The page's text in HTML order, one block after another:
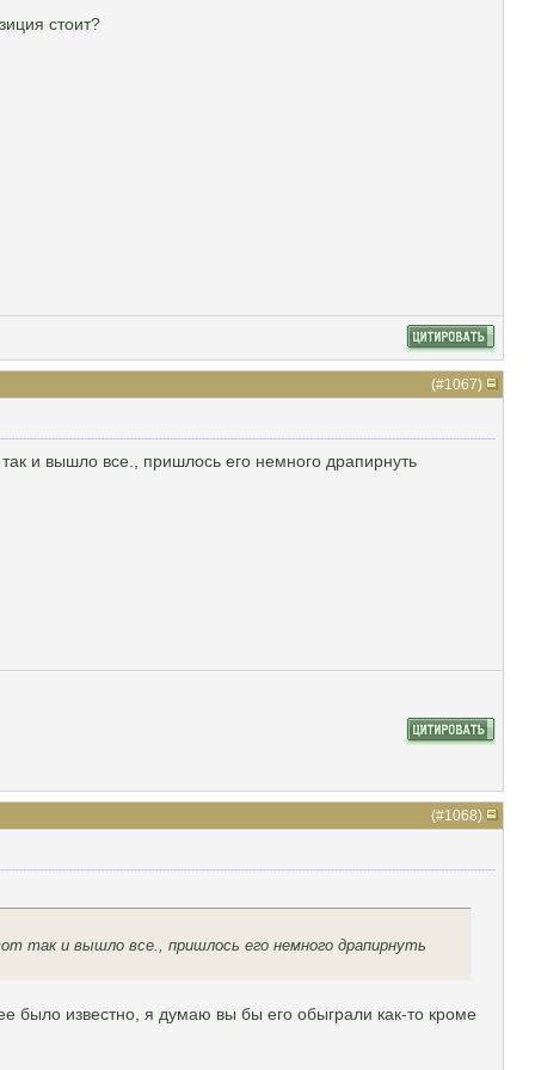
стоит?
(#1067)
и вышло все., пришлось его немного драпирнуть
(#1068)
так и вышло все., пришлось его немного драпирнуть
было известно, я думаю вы бы его обыграли как-то кроме